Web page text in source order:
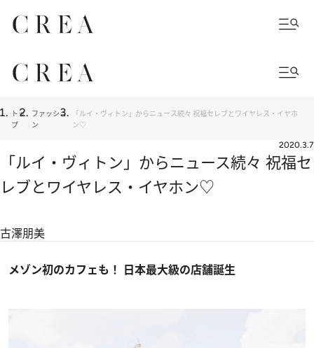
トッ
プ
ファッショ
ン
「ルイ・ヴィトン」からニュース続々 祝福セレブとワイヤレス・イヤホ
ン♡
2020.3.7
「ルイ・ヴィトン」からニュース続々 祝福セ
レブとワイヤレス・イヤホン♡
古澤朋美
メゾン初のカフェも！ 日本最大級の店舗誕生